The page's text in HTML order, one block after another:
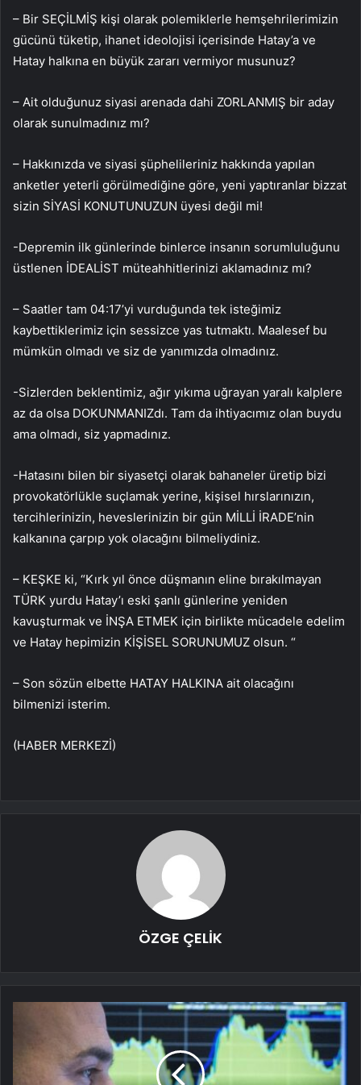
– Bir SEÇİLMİŞ kişi olarak polemiklerle hemşehrilerimizin
gücünü tüketip, ihanet ideolojisi içerisinde Hatay’a ve
Hatay halkına en büyük zararı vermiyor musunuz?
– Ait olduğunuz siyasi arenada dahi ZORLANMIŞ bir aday
olarak sunulmadınız mı?
– Hakkınızda ve siyasi şüphelileriniz hakkında yapılan
anketler yeterli görülmediğine göre, yeni yaptıranlar bizzat
sizin SİYASİ KONUTUNUZUN üyesi değil mi!
-Depremin ilk günlerinde binlerce insanın sorumluluğunu
üstlenen İDEALİST müteahhitlerinizi aklamadınız mı?
– Saatler tam 04:17’yi vurduğunda tek isteğimiz
kaybettiklerimiz için sessizce yas tutmaktı. Maalesef bu
mümkün olmadı ve siz de yanımızda olmadınız.
-Sizlerden beklentimiz, ağır yıkıma uğrayan yaralı kalplere
az da olsa DOKUNMANIZdı. Tam da ihtiyacımız olan buydu
ama olmadı, siz yapmadınız.
-Hatasını bilen bir siyasetçi olarak bahaneler üretip bizi
provokatörlükle suçlamak yerine, kişisel hırslarınızın,
tercihlerinizin, heveslerinizin bir gün MİLLİ İRADE’nin
kalkanına çarpıp yok olacağını bilmeliydiniz.
– KEŞKE ki, “Kırk yıl önce düşmanın eline bırakılmayan
TÜRK yurdu Hatay’ı eski şanlı günlerine yeniden
kavuşturmak ve İNŞA ETMEK için birlikte mücadele edelim
ve Hatay hepimizin KİŞİSEL SORUNUMUZ olsun. “
– Son sözün elbette HATAY HALKINA ait olacağını
bilmenizi isterim.
(HABER MERKEZİ)
ÖZGE ÇELİK